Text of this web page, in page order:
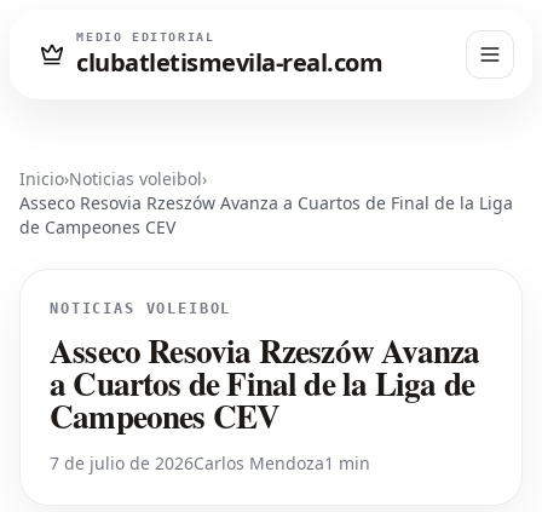
MEDIO EDITORIAL
clubatletismevila-real.com
Inicio›Noticias voleibol›
Asseco Resovia Rzeszów Avanza a Cuartos de Final de la Liga
de Campeones CEV
NOTICIAS VOLEIBOL
Asseco Resovia Rzeszów Avanza
a Cuartos de Final de la Liga de
Campeones CEV
7 de julio de 2026Carlos Mendoza1 min